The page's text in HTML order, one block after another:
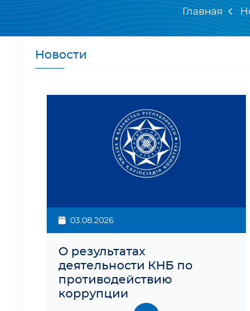
Главная
Новости
03.08.2026
О результатах
деятельности КНБ по
противодействию
коррупции